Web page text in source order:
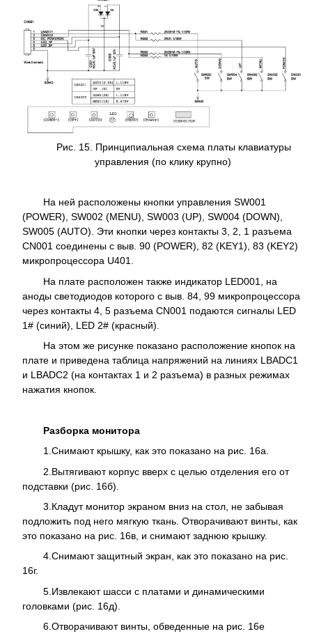
Рис. 15. Принципиальная схема платы клавиатуры
управления (по клику крупно)
На ней расположены кнопки управления SW001
(POWER), SW002 (MENU), SW003 (UP), SW004 (DOWN),
SW005 (AUTO). Эти кнопки через контакты 3, 2, 1 разъема
CN001 соединены с выв. 90 (POWER), 82 (KEY1), 83 (KEY2)
микропроцессора U401.
На плате расположен также индикатор LED001, на
аноды светодиодов которого с выв. 84, 99 микропроцессора
через контакты 4, 5 разъема CN001 подаются сигналы LED
1# (синий), LED 2# (красный).
На этом же рисунке показано расположение кнопок на
плате и приведена таблица напряжений на линиях LBADC1
и LBADC2 (на контактах 1 и 2 разъема) в разных режимах
нажатия кнопок.
Разборка монитора
1.Снимают крышку, как это показано на рис. 16а.
2. Вытягивают корпус вверх с целью отделения его от
подставки (рис. 16б).
3. Кладут монитор экраном вниз на стол, не забывая
подложить под него мягкую ткань. Отворачивают винты, как
это показано на рис. 16в, и снимают заднюю крышку.
4.Снимают защитный экран, как это показано на рис.
16г.
5. Извлекают шасси с платами и динамическими
головками (рис. 16д).
6.Отворачивают винты, обведенные на рис. 16е